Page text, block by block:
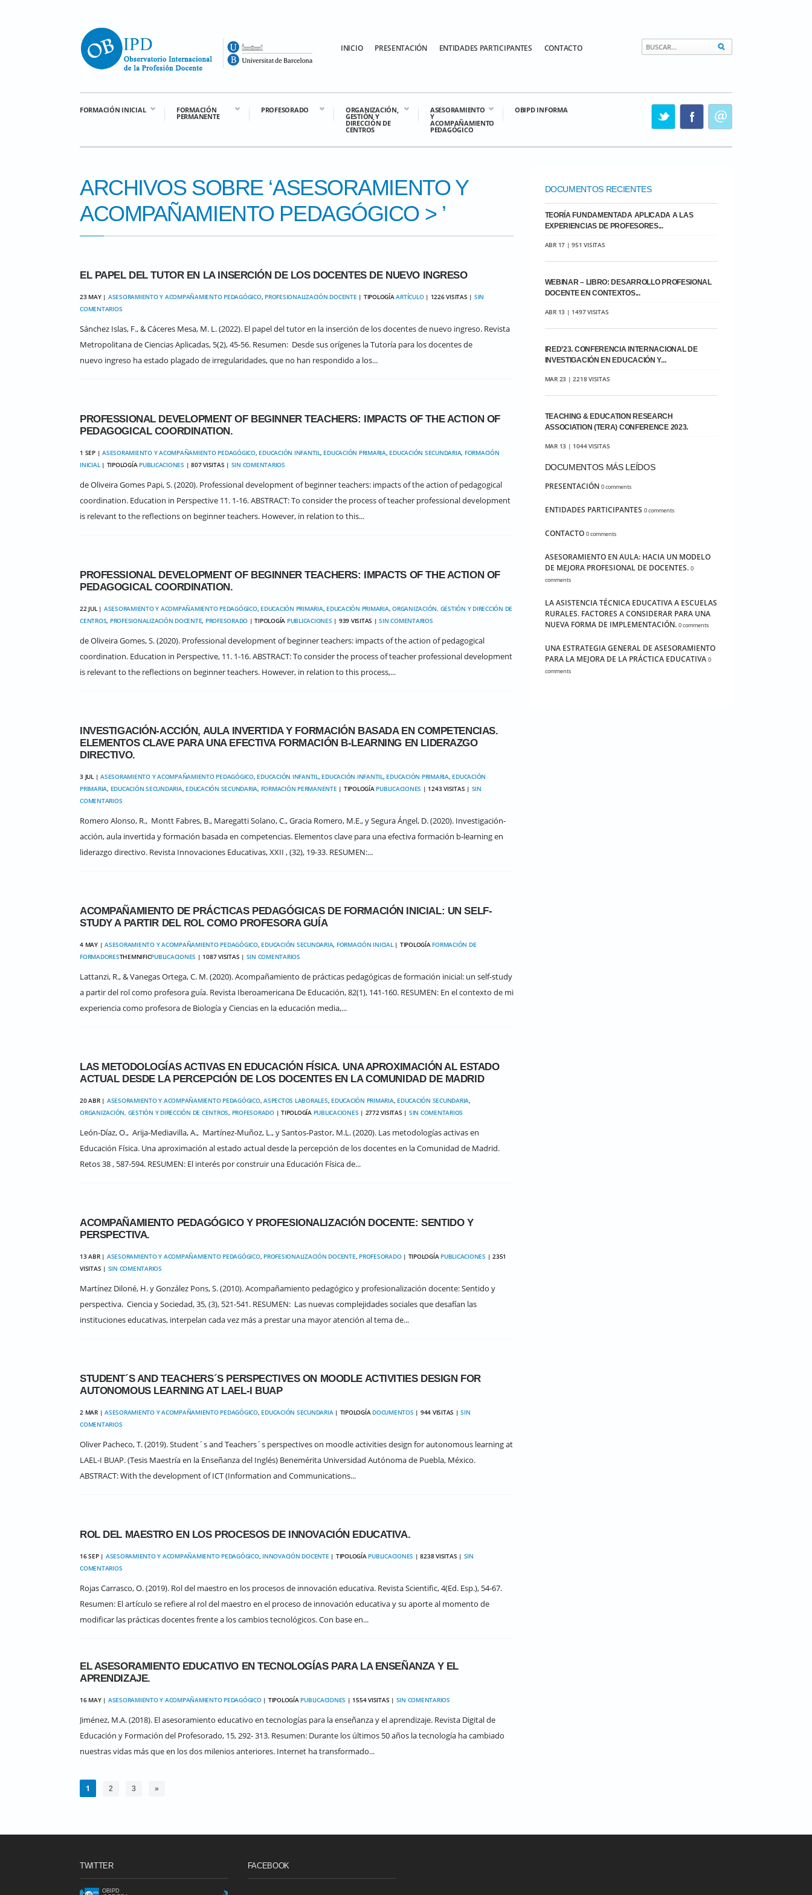
INICIO PRESENTACIÓN ENTIDADES PARTICIPANTES CONTACTO
FORMACIÓN INICIAL FORMACIÓN
PERMANENTE
PROFESORADO ORGANIZACIÓN,
GESTIÓN Y
DIRECCIÓN DE
CENTROS
ASESORAMIENTO
Y
ACOMPAÑAMIENTO
PEDAGÓGICO
OBIPD INFORMA
ARCHIVOS SOBRE ‘ASESORAMIENTO Y
ACOMPAÑAMIENTO PEDAGÓGICO > ’
EL PAPEL DEL TUTOR EN LA INSERCIÓN DE LOS DOCENTES DE NUEVO INGRESO
23 MAY | ASESORAMIENTO Y ACOMPAÑAMIENTO PEDAGÓGICO, PROFESIONALIZACIÓN DOCENTE | TIPOLOGÍAARTÍCULO| 1226 VISITAS | SIN
COMENTARIOS
Sánchez Islas, F., & Cáceres Mesa, M. L. (2022). El papel del tutor en la inserción de los docentes de nuevo ingreso. Revista
Metropolitana de Ciencias Aplicadas, 5(2), 45-56. Resumen: Desde sus orígenes la Tutoría para los docentes de
nuevo ingreso ha estado plagado de irregularidades, que no han respondido a los...
PROFESSIONAL DEVELOPMENT OF BEGINNER TEACHERS: IMPACTS OF THE ACTION OF
PEDAGOGICAL COORDINATION.
1 SEP | ASESORAMIENTO Y ACOMPAÑAMIENTO PEDAGÓGICO, EDUCACIÓN INFANTIL, EDUCACIÓN PRIMARIA, EDUCACIÓN SECUNDARIA, FORMACIÓN
INICIAL| TIPOLOGÍA PUBLICACIONES | 807 VISITAS | SIN COMENTARIOS
de Oliveira Gomes Papi, S. (2020). Professional development of beginner teachers: impacts of the action of pedagogical
coordination. Education in Perspective 11. 1-16. ABSTRACT: To consider the process of teacher professional development
is relevant to the reflections on beginner teachers. However, in relation to this...
PROFESSIONAL DEVELOPMENT OF BEGINNER TEACHERS: IMPACTS OF THE ACTION OF
PEDAGOGICAL COORDINATION.
22 JUL | ASESORAMIENTO Y ACOMPAÑAMIENTO PEDAGÓGICO, EDUCACIÓN PRIMARIA, EDUCACIÓN PRIMARIA, ORGANIZACIÓN, GESTIÓN Y DIRECCIÓN DE
CENTROS, PROFESIONALIZACIÓN DOCENTE, PROFESORADO | TIPOLOGÍA PUBLICACIONES | 939 VISITAS |SIN COMENTARIOS
de Oliveira Gomes, S. (2020). Professional development of beginner teachers: impacts of the action of pedagogical
coordination. Education in Perspective, 11. 1-16. ABSTRACT: To consider the process of teacher professional development
is relevant to the reflections on beginner teachers. However, in relation to this process,...
INVESTIGACIÓN-ACCIÓN, AULA INVERTIDA Y FORMACIÓN BASADA EN COMPETENCIAS.
ELEMENTOS CLAVE PARA UNA EFECTIVA FORMACIÓN B-LEARNING EN LIDERAZGO
DIRECTIVO.
3 JUL | ASESORAMIENTO Y ACOMPAÑAMIENTO PEDAGÓGICO, EDUCACIÓN INFANTIL, EDUCACIÓN INFANTIL, EDUCACIÓN PRIMARIA, EDUCACIÓN
PRIMARIA, EDUCACIÓN SECUNDARIA, EDUCACIÓN SECUNDARIA, FORMACIÓN PERMANENTE | TIPOLOGÍA PUBLICACIONES | 1243 VISITAS | SIN
COMENTARIOS
Romero Alonso, R., Montt Fabres, B., Maregatti Solano, C., Gracia Romero, M.E., y Segura Ángel, D. (2020). Investigación-
acción, aula invertida y formación basada en competencias. Elementos clave para una efectiva formación b-learning en
liderazgo directivo. Revista Innovaciones Educativas, XXII , (32), 19-33. RESUMEN:...
ACOMPAÑAMIENTO DE PRÁCTICAS PEDAGÓGICAS DE FORMACIÓN INICIAL: UN SELF-
STUDY A PARTIR DEL ROL COMO PROFESORA GUÍA
4 MAY | ASESORAMIENTO Y ACOMPAÑAMIENTO PEDAGÓGICO, EDUCACIÓN SECUNDARIA, FORMACIÓN INICIAL| TIPOLOGÍA FORMACIÓN DE
FORMADORESTHEMNIFICPUBLICACIONES | 1087 VISITAS | SIN COMENTARIOS
Lattanzi, R., & Vanegas Ortega, C. M. (2020). Acompañamiento de prácticas pedagógicas de formación inicial: un self-study
a partir del rol como profesora guía. Revista Iberoamericana De Educación, 82(1), 141-160. RESUMEN: En el contexto de mi
experiencia como profesora de Biología y Ciencias en la educación media,...
LAS METODOLOGÍAS ACTIVAS EN EDUCACIÓN FÍSICA. UNA APROXIMACIÓN AL ESTADO
ACTUAL DESDE LA PERCEPCIÓN DE LOS DOCENTES EN LA COMUNIDAD DE MADRID
20 ABR | ASESORAMIENTO Y ACOMPAÑAMIENTO PEDAGÓGICO, ASPECTOS LABORALES, EDUCACIÓN PRIMARIA, EDUCACIÓN SECUNDARIA,
ORGANIZACIÓN, GESTIÓN Y DIRECCIÓN DE CENTROS, PROFESORADO| TIPOLOGÍA PUBLICACIONES | 2772 VISITAS | SIN COMENTARIOS
León-Díaz, O., Arija-Mediavilla, A., Martínez-Muñoz, L., y Santos-Pastor, M.L. (2020). Las metodologías activas en
Educación Física. Una aproximación al estado actual desde la percepción de los docentes en la Comunidad de Madrid.
Retos 38 , 587-594. RESUMEN: El interés por construir una Educación Física de...
ACOMPAÑAMIENTO PEDAGÓGICO Y PROFESIONALIZACIÓN DOCENTE: SENTIDO Y
PERSPECTIVA.
13 ABR | ASESORAMIENTO Y ACOMPAÑAMIENTO PEDAGÓGICO, PROFESIONALIZACIÓN DOCENTE, PROFESORADO| TIPOLOGÍA PUBLICACIONES | 2351
VISITAS | SIN COMENTARIOS
Martínez Diloné, H. y González Pons, S. (2010). Acompañamiento pedagógico y profesionalización docente: Sentido y
perspectiva. Ciencia y Sociedad, 35, (3), 521-541. RESUMEN: Las nuevas complejidades sociales que desafían las
instituciones educativas, interpelan cada vez más a prestar una mayor atención al tema de...
STUDENT´S AND TEACHERS´S PERSPECTIVES ON MOODLE ACTIVITIES DESIGN FOR
AUTONOMOUS LEARNING AT LAEL-I BUAP
2 MAR | ASESORAMIENTO Y ACOMPAÑAMIENTO PEDAGÓGICO, EDUCACIÓN SECUNDARIA| TIPOLOGÍA DOCUMENTOS | 944 VISITAS |SIN
COMENTARIOS
Oliver Pacheco, T. (2019). Student´s and Teachers´s perspectives on moodle activities design for autonomous learning at
LAEL-I BUAP. (Tesis Maestría en la Enseñanza del Inglés) Benemérita Universidad Autónoma de Puebla, México.
ABSTRACT: With the development of ICT (Information and Communications...
ROL DEL MAESTRO EN LOS PROCESOS DE INNOVACIÓN EDUCATIVA.
16 SEP | ASESORAMIENTO Y ACOMPAÑAMIENTO PEDAGÓGICO, INNOVACIÓN DOCENTE | TIPOLOGÍA PUBLICACIONES | 8238 VISITAS | SIN
COMENTARIOS
Rojas Carrasco, O. (2019). Rol del maestro en los procesos de innovación educativa. Revista Scientific, 4(Ed. Esp.), 54-67.
Resumen: El artículo se refiere al rol del maestro en el proceso de innovación educativa y su aporte al momento de
modificar las prácticas docentes frente a los cambios tecnológicos. Con base en...
EL ASESORAMIENTO EDUCATIVO EN TECNOLOGÍAS PARA LA ENSEÑANZA Y EL
APRENDIZAJE.
16 MAY | ASESORAMIENTO Y ACOMPAÑAMIENTO PEDAGÓGICO| TIPOLOGÍA PUBLICACIONES | 1554 VISITAS | SIN COMENTARIOS
Jiménez, M.A. (2018). El asesoramiento educativo en tecnologías para la enseñanza y el aprendizaje. Revista Digital de
Educación y Formación del Profesorado, 15, 292- 313. Resumen: Durante los últimos 50 años la tecnología ha cambiado
nuestras vidas más que en los dos milenios anteriores. Internet ha transformado...
1 2 3 »
DOCUMENTOS RECIENTES
TEORÍA FUNDAMENTADA APLICADA A LAS
EXPERIENCIAS DE PROFESORES...
ABR 17 | 951 VISITAS
WEBINAR – LIBRO: DESARROLLO PROFESIONAL
DOCENTE EN CONTEXTOS...
ABR 13 | 1497 VISITAS
IRED’23. CONFERENCIA INTERNACIONAL DE
INVESTIGACIÓN EN EDUCACIÓN Y...
MAR 23 | 2218 VISITAS
TEACHING & EDUCATION RESEARCH
ASSOCIATION (TERA) CONFERENCE 2023.
MAR 13 | 1044 VISITAS
DOCUMENTOS MÁS LEÍDOS
PRESENTACIÓN 0 comments
ENTIDADES PARTICIPANTES 0 comments
CONTACTO 0 comments
ASESORAMIENTO EN AULA: HACIA UN MODELO
DE MEJORA PROFESIONAL DE DOCENTES. 0
comments
LA ASISTENCIA TÉCNICA EDUCATIVA A ESCUELAS
RURALES. FACTORES A CONSIDERAR PARA UNA
NUEVA FORMA DE IMPLEMENTACIÓN. 0 comments
UNA ESTRATEGIA GENERAL DE ASESORAMIENTO
PARA LA MEJORA DE LA PRÁCTICA EDUCATIVA 0
comments
TWITTER
OBIPD
FACEBOOK